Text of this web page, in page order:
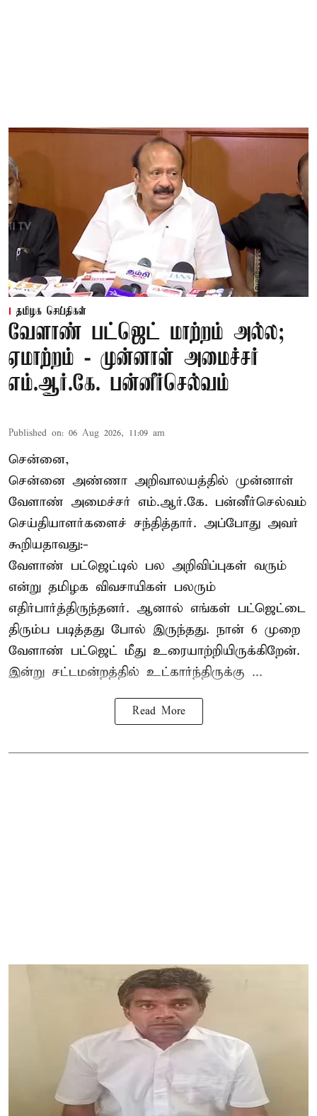
தமிழக செய்திகள்
வேளாண் பட்ஜெட் மாற்றம் அல்ல;
ஏமாற்றம் - முன்னாள் அமைச்சர்
எம்.ஆர்.கே. பன்னீர்செல்வம்
Published on: 06 Aug 2026, 11:09 am
சென்னை,
சென்னை அண்ணா அறிவாலயத்தில் முன்னாள்
வேளாண் அமைச்சர் எம்.ஆர்.கே. பன்னீர்செல்வம்
செய்தியாளர்களைச் சந்தித்தார். அப்போது அவர்
கூறியதாவது:-
வேளாண் பட்ஜெட்டில் பல அறிவிப்புகள் வரும்
என்று தமிழக விவசாயிகள் பலரும்
எதிர்பார்த்திருந்தனர். ஆனால் எங்கள் பட்ஜெட்டை
திரும்ப படித்தது போல் இருந்தது. நான் 6 முறை
வேளாண் பட்ஜெட் மீது உரையாற்றியிருக்கிறேன்.
இன்று சட்டமன்றத்தில் உட்கார்ந்திருக்கு ...
Read More